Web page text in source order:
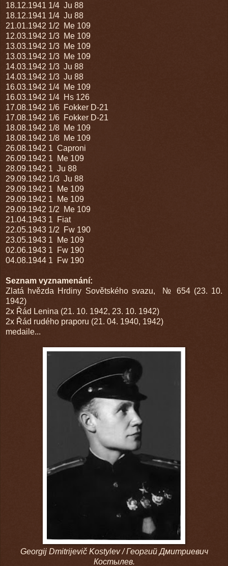
18.12.1941 1/4 Ju 88
18.12.1941 1/4 Ju 88
21.01.1942 1/2 Me 109
12.03.1942 1/3 Me 109
13.03.1942 1/3 Me 109
13.03.1942 1/3 Me 109
14.03.1942 1/3 Ju 88
14.03.1942 1/3 Ju 88
16.03.1942 1/4 Me 109
16.03.1942 1/4 Hs 126
17.08.1942 1/6 Fokker D-21
17.08.1942 1/6 Fokker D-21
18.08.1942 1/8 Me 109
18.08.1942 1/8 Me 109
26.08.1942 1 Caproni
26.09.1942 1 Me 109
28.09.1942 1 Ju 88
29.09.1942 1/3 Ju 88
29.09.1942 1 Me 109
29.09.1942 1 Me 109
29.09.1942 1/2 Me 109
21.04.1943 1 Fiat
22.05.1943 1/2 Fw 190
23.05.1943 1 Me 109
02.06.1943 1 Fw 190
04.08.1944 1 Fw 190
Seznam vyznamenání:
Zlatá hvězda Hrdiny Sovětského svazu, № 654 (23. 10.
1942)
2x Řád Lenina (21. 10. 1942, 23. 10. 1942)
2x Řád rudého praporu (21. 04. 1940, 1942)
medaile...
Georgij Dmitrijevič Kostylev / Георгий Дмитриевич
Костылев.